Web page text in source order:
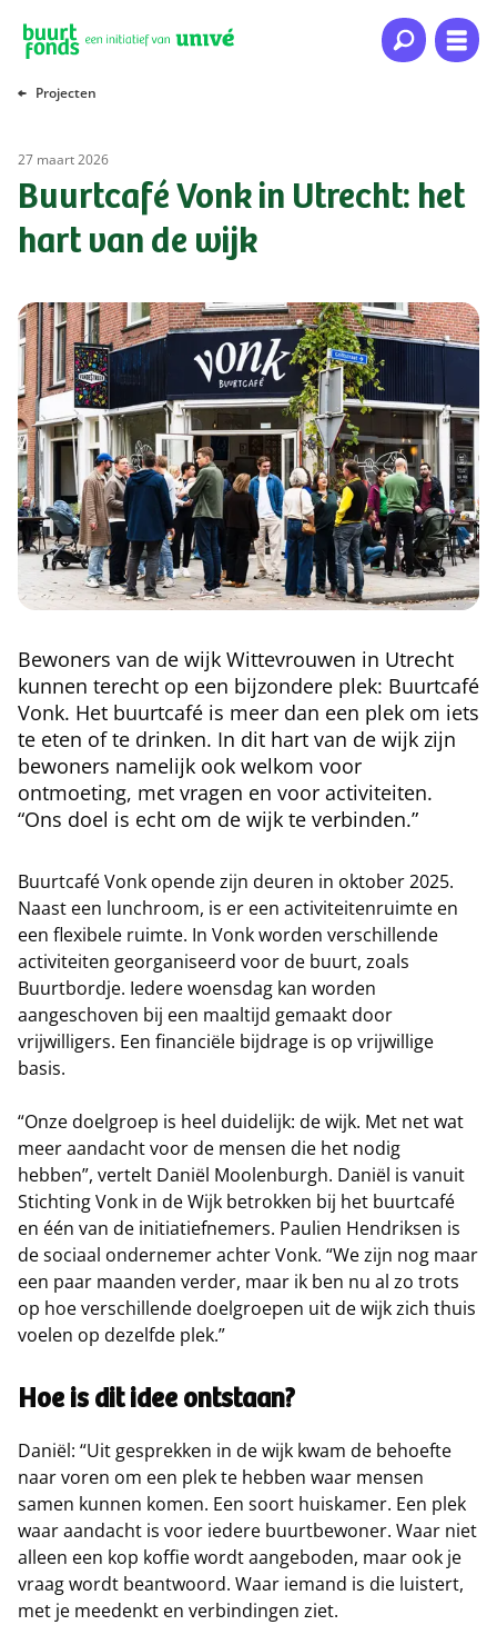
Naar hoofdinhoud
Naar hoofdnavigatie
Naar footer
Projecten
27 maart 2026
Buurtcafé Vonk in Utrecht: het
hart van de wijk
Bewoners van de wijk Wittevrouwen in Utrecht
kunnen terecht op een bijzondere plek: Buurtcafé
Vonk. Het buurtcafé is meer dan een plek om iets
te eten of te drinken. In dit hart van de wijk zijn
bewoners namelijk ook welkom voor
ontmoeting, met vragen en voor activiteiten.
“Ons doel is echt om de wijk te verbinden.”
Buurtcafé Vonk opende zijn deuren in oktober 2025.
Naast een lunchroom, is er een activiteitenruimte en
een flexibele ruimte. In Vonk worden verschillende
activiteiten georganiseerd voor de buurt, zoals
Buurtbordje. Iedere woensdag kan worden
aangeschoven bij een maaltijd gemaakt door
vrijwilligers. Een financiële bijdrage is op vrijwillige
basis.
“Onze doelgroep is heel duidelijk: de wijk. Met net wat
meer aandacht voor de mensen die het nodig
hebben”, vertelt Daniël Moolenburgh. Daniël is vanuit
Stichting Vonk in de Wijk betrokken bij het buurtcafé
en één van de initiatiefnemers. Paulien Hendriksen is
de sociaal ondernemer achter Vonk. “We zijn nog maar
een paar maanden verder, maar ik ben nu al zo trots
op hoe verschillende doelgroepen uit de wijk zich thuis
voelen op dezelfde plek.”
Hoe is dit idee ontstaan?
Daniël: “Uit gesprekken in de wijk kwam de behoefte
naar voren om een plek te hebben waar mensen
samen kunnen komen. Een soort huiskamer. Een plek
waar aandacht is voor iedere buurtbewoner. Waar niet
alleen een kop koffie wordt aangeboden, maar ook je
vraag wordt beantwoord. Waar iemand is die luistert,
met je meedenkt en verbindingen ziet.